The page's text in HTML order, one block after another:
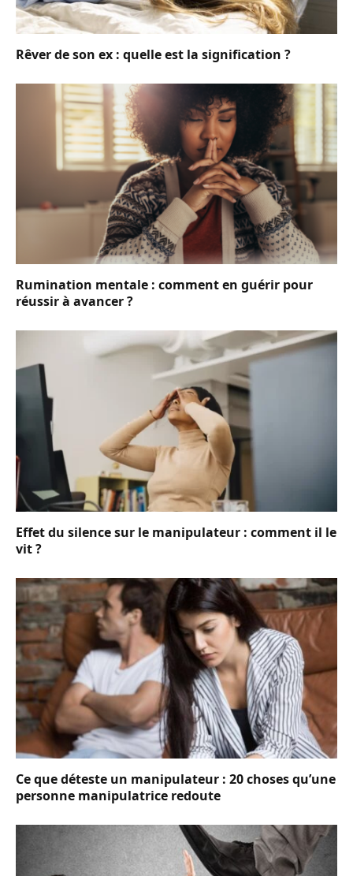
Rêver de son ex : quelle est la signification ?
Rumination mentale : comment en guérir pour
réussir à avancer ?
Effet du silence sur le manipulateur : comment il le
vit ?
Ce que déteste un manipulateur : 20 choses qu’une
personne manipulatrice redoute